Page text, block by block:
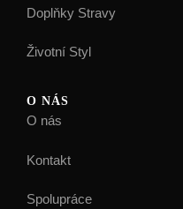
Doplňky Stravy
Životní Styl
O NÁS
O nás
Kontakt
Spolupráce